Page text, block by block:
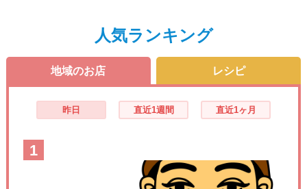
人気ランキング
地域のお店 レシピ
昨日 直近1週間 直近1ヶ月
1